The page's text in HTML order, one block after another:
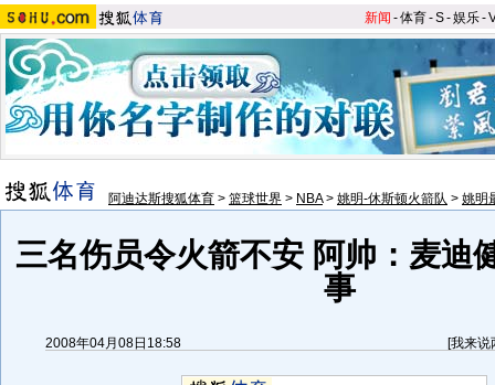
新闻 -体育-S-娱乐-
阿迪达斯搜狐体育 > 篮球世界 > NBA> 姚明-休斯顿火箭队 > 姚明
三名伤员令火箭不安 阿帅：麦迪
事
2008年04月08日18:58 [我来说